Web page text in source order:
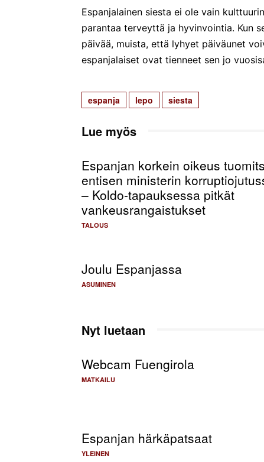
Espanjalainen siesta ei ole vain
parantaa terveyttä ja hyvinvointia. Kun
päivää, muista, että lyhyet päiväunet
espanjalaiset ovat tienneet sen jo
espanja lepo siesta
Lue myös
Espanjan korkein oikeus
entisen ministerin
– Koldo-tapauksessa pitkät
vankeusrangaistukset
TALOUS
Joulu Espanjassa
ASUMINEN
Nyt luetaan
Webcam Fuengirola
MATKAILU
Espanjan härkäpatsaat
YLEINEN